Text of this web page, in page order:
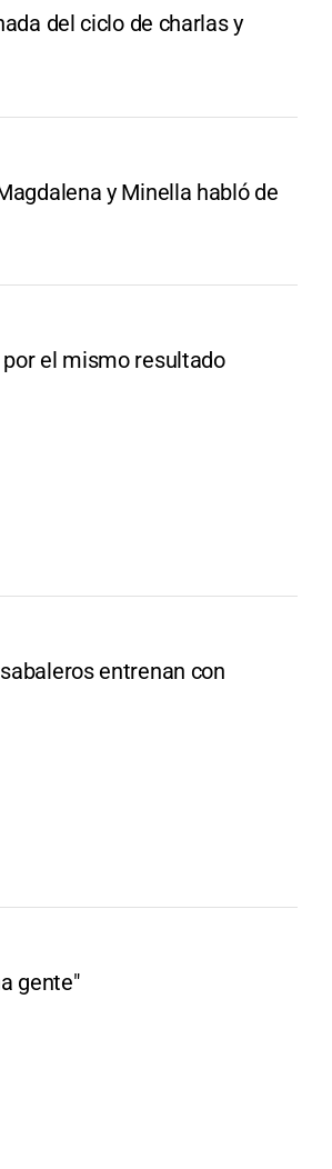
del ciclo de charlas y
y Minella habló de
por el mismo resultado
entrenan con
gente"